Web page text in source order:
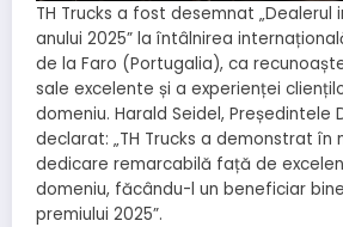
TH Trucks a fost desemnat „Dealerul
anului 2025” la întâlnirea
de la Faro (Portugalia), ca
sale excelente și a experienței
domeniu. Harald Seidel, Președintele
declarat: „TH Trucks a demonstrat în
dedicare remarcabilă față de
domeniu, făcându-l un beneficiar
premiului 2025”.